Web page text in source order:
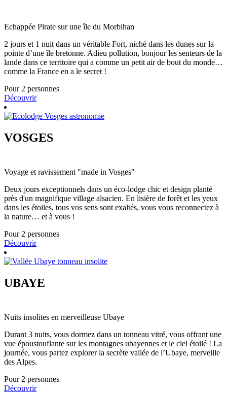
Echappée Pirate sur une île du Morbihan
2 jours et 1 nuit dans un véritable Fort, niché dans les dunes sur la
pointe d’une île bretonne. Adieu pollution, bonjour les senteurs de la
lande dans ce territoire qui a comme un petit air de bout du monde…
comme la France en a le secret !
Pour 2 personnes
Découvrir
VOSGES
Voyage et ravissement "made in Vosges"
Deux jours exceptionnels dans un éco-lodge chic et design planté
près d'un magnifique village alsacien. En lisière de forêt et les yeux
dans les étoiles, tous vos sens sont exaltés, vous vous reconnectez à
la nature… et à vous !
Pour 2 personnes
Découvrir
UBAYE
Nuits insolites en merveilleuse Ubaye
Durant 3 nuits, vous dormez dans un tonneau vitré, vous offrant une
vue époustouflante sur les montagnes ubayennes et le ciel étoilé ! La
journée, vous partez explorer la secrète vallée de l’Ubaye, merveille
des Alpes.
Pour 2 personnes
Découvrir